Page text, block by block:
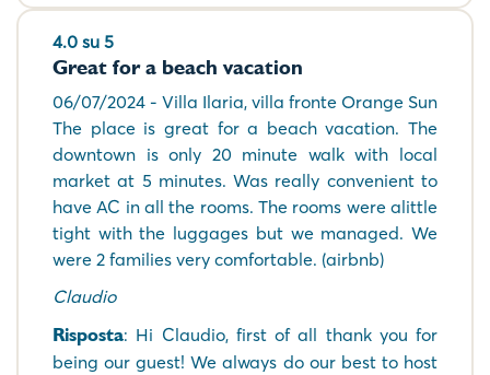
4.0 su 5
Great for a beach vacation
06/07/2024 - Villa Ilaria, villa fronte Orange Sun
The place is great for a beach vacation. The
downtown is only 20 minute walk with local
market at 5 minutes. Was really convenient to
have AC in all the rooms. The rooms were alittle
tight with the luggages but we managed. We
were 2 families very comfortable. (airbnb)
Claudio
Risposta: Hi Claudio, first of all thank you for
being our guest! We always do our best to host